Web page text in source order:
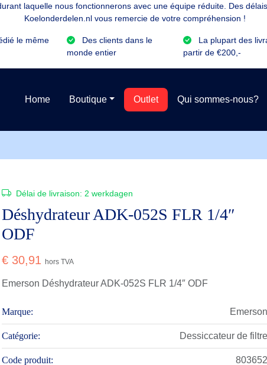
laquelle nous fonctionnerons avec une équipe réduite. Des
Koelonderdelen.nl vous remercie de votre compréhension !
le même
Des clients dans le
monde entier
La plupart des
partir de €200,-
Home Boutique Outlet Qui sommes-nous?
Délai de livraison: 2 werkdagen
Déshydrateur ADK-052S FLR 1/4″
ODF
€ 30,91 hors TVA
Emerson Déshydrateur ADK-052S FLR 1/4″ ODF
Marque: Emerson
Catégorie: Dessiccateur de filtre
Code produit: 803652